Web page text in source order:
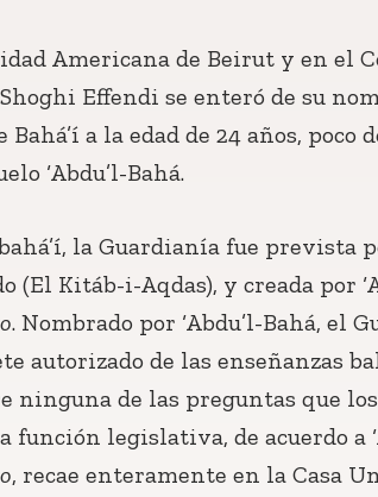
Americana de Beirut y en el
Effendi se enteró de su
a la edad de 24 años, poco
‘Abdu’l-Bahá.
la Guardianía fue prevista
(El Kitáb-i-Aqdas), y creada por
. Nombrado por ‘Abdu’l-Bahá, el
autorizado de las enseñanzas
ninguna de las preguntas que
función legislativa, de acuerdo a
, recae enteramente en la Casa